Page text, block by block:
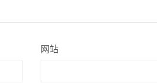
网站